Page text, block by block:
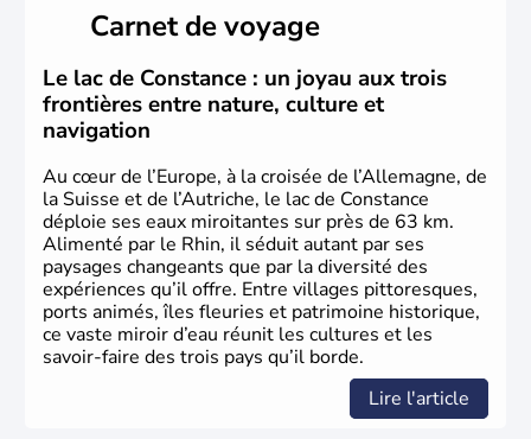
compte aujourd'hui plus de 8 millions d'habitants.
L'Autriche a donné naissance à de nombreux artistes :
Mozart, Schubert, le psychanalyste Freud, Romy
Schneider, Arnold Schwarzenegger, Anton Bruckner,
Gustav Mahler font partie des Autrichiens les plus
marquants de ces dernières décennies.
Carnet de voyage
Le lac de Constance : un joyau aux trois
frontières entre nature, culture et
navigation
Au cœur de l’Europe, à la croisée de l’Allemagne, de
la Suisse et de l’Autriche, le lac de Constance
déploie ses eaux miroitantes sur près de 63 km.
Alimenté par le Rhin, il séduit autant par ses
paysages changeants que par la diversité des
expériences qu’il offre. Entre villages pittoresques,
ports animés, îles fleuries et patrimoine historique,
ce vaste miroir d’eau réunit les cultures et les
savoir-faire des trois pays qu’il borde.
Lire l'article